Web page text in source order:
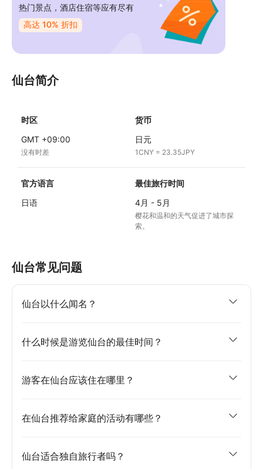
热门景点，酒店住宿等应有尽有
高达 10% 折扣
仙台简介
时区
GMT +09:00
没有时差
货币
日元
1CNY = 23.35JPY
官方语言
日语
最佳旅行时间
4月 - 5月
樱花和温和的天气促进了城市探
索。
仙台常见问题
仙台以什么闻名？
什么时候是游览仙台的最佳时间？
游客在仙台应该住在哪里？
在仙台推荐给家庭的活动有哪些？
仙台适合独自旅行者吗？